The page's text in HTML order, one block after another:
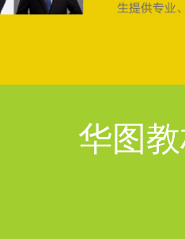
华图